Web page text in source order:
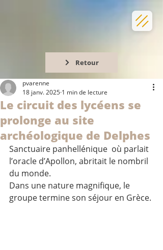
Retour
Le circuit des lycéens se
prolonge au site
archéologique de Delphes
pvarenne
18 janv. 2025 1 min de lecture
Sanctuaire panhellénique  où parlait
l’oracle d’Apollon, abritait le nombril
du monde.
Dans une nature magnifique, le
groupe termine son séjour en Grèce.